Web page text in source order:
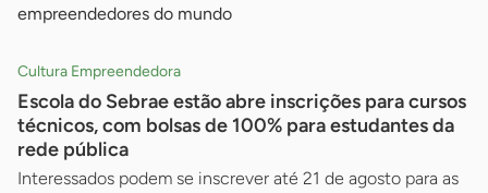
empreendedores do mundo
Cultura Empreendedora
Escola do Sebrae estão abre inscrições para cursos
técnicos, com bolsas de 100% para estudantes da
rede pública
Interessados podem se inscrever até 21 de agosto para as